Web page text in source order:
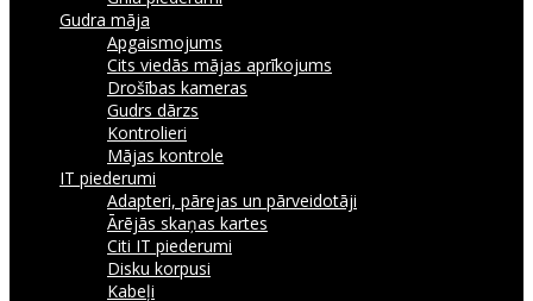
Gudra māja
Apgaismojums
Cits viedās mājas aprīkojums
Drošības kameras
Gudrs dārzs
Kontrolieri
Mājas kontrole
IT piederumi
Adapteri, pārejas un pārveidotāji
Ārējās skaņas kartes
Citi IT piederumi
Disku korpusi
Kabeļi